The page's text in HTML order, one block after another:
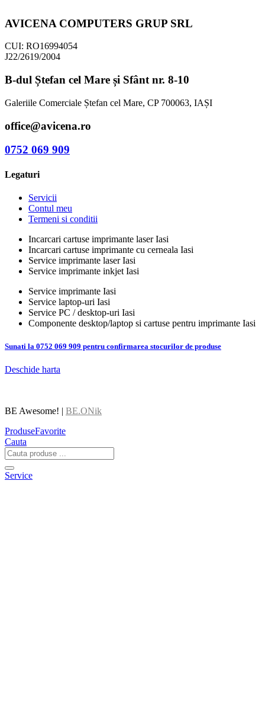
AVICENA COMPUTERS GRUP SRL
CUI: RO16994054
J22/2619/2004
B-dul Ștefan cel Mare și Sfânt nr. 8-10
Galeriile Comerciale Ștefan cel Mare, CP 700063, IAȘI
office@avicena.ro
0752 069 909
Legaturi
Servicii
Contul meu
Termeni si conditii
Incarcari cartuse imprimante laser Iasi
Incarcari cartuse imprimante cu cerneala Iasi
Service imprimante laser Iasi
Service imprimante inkjet Iasi
Service imprimante Iasi
Service laptop-uri Iasi
Service PC / desktop-uri Iasi
Componente desktop/laptop si cartuse pentru imprimante Iasi
Sunati la 0752 069 909 pentru confirmarea stocurilor de produse
Deschide harta
BE Awesome! | BE.ONik
ProduseFavorite
Cauta
Service